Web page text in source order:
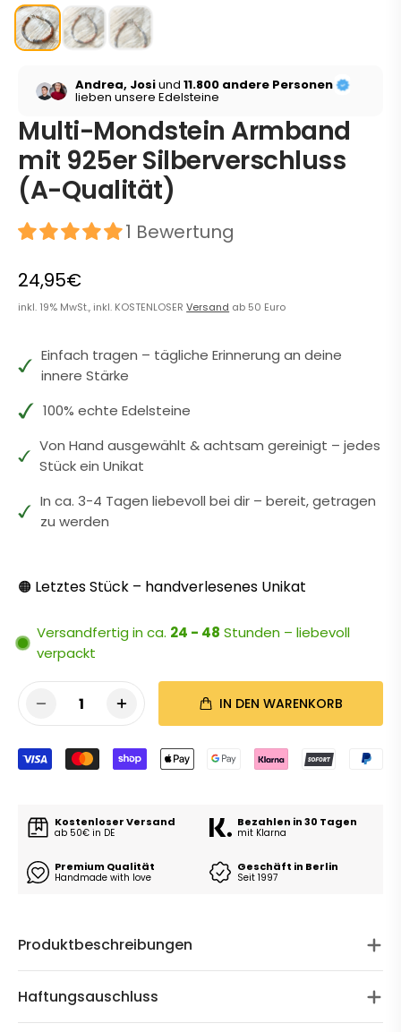
Andrea, Josiund11.800 andere Personen
lieben unsere Edelsteine
Multi-Mondstein Armband
mit 925er Silberverschluss
(A-Qualität)
1 Bewertung
24,95€
inkl. 19% MwSt., inkl. KOSTENLOSERVersand ab 50 Euro
Einfach tragen – tägliche Erinnerung an deine
innere Stärke
100% echte Edelsteine
Von Hand ausgewählt & achtsam gereinigt – jedes
Stück ein Unikat
In ca. 3-4 Tagen liebevoll bei dir – bereit, getragen
zu werden
🟠 Letztes Stück – handverlesenes Unikat
Versandfertig in ca. 24 - 48 Stunden – liebevoll
verpackt
1 IN DEN WARENKORB
Kostenloser Versand
ab 50€ in DE
Bezahlen in 30 Tagen
mit Klarna
Premium Qualität
Handmade with love
Geschäft in Berlin
Seit 1997
Produktbeschreibungen
Haftungsauschluss